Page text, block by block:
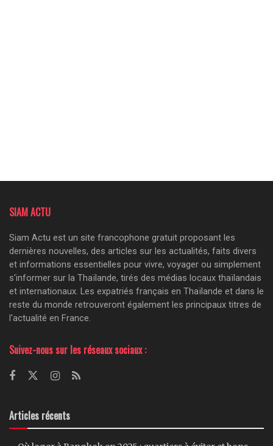
SIAM ACTU
Siam Actu est un site francophone gratuit proposant les
dernières nouvelles, des articles sur les actualités, faits divers
et informations essentielles pour vivre, voyager ou simplement
s'informer sur la Thaïlande, tirés des médias locaux thaïlandais
et internationaux. Les expatriés français en Thaïlande et dans le
reste du monde retrouveront également les principaux titres de
l'actualité en France.
Suivez-nous sur les réseaux sociaux :
Articles récents